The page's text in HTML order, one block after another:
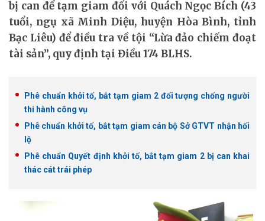
bị can để tạm giam đối với Quách Ngọc Bích (43
tuổi, ngụ xã Minh Diệu, huyện Hòa Bình, tỉnh
Bạc Liêu) để điều tra về tội “Lừa đảo chiếm đoạt
tài sản”, quy định tại Điều 174 BLHS.
Phê chuẩn khởi tố, bắt tạm giam 2 đối tượng chống người
thi hành công vụ
Phê chuẩn khởi tố, bắt tạm giam cán bộ Sở GTVT nhận hối
lộ
Phê chuẩn Quyết định khởi tố, bắt tạm giam 2 bị can khai
thác cát trái phép